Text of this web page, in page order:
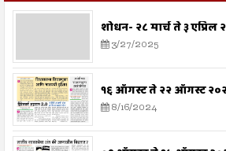
शोधन- २८ मार्च ते ३ एप्रिल
3/27/2025
१६ ऑगस्ट ते २२ ऑगस्ट
8/16/2024